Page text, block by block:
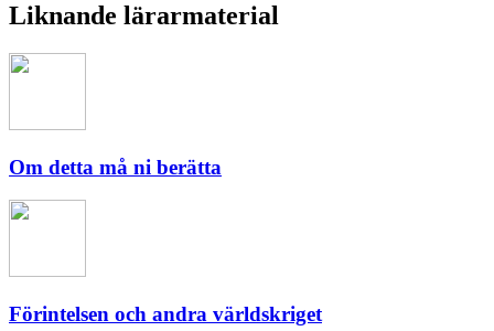
Liknande lärarmaterial
Om detta må ni berätta
Förintelsen och andra världskriget